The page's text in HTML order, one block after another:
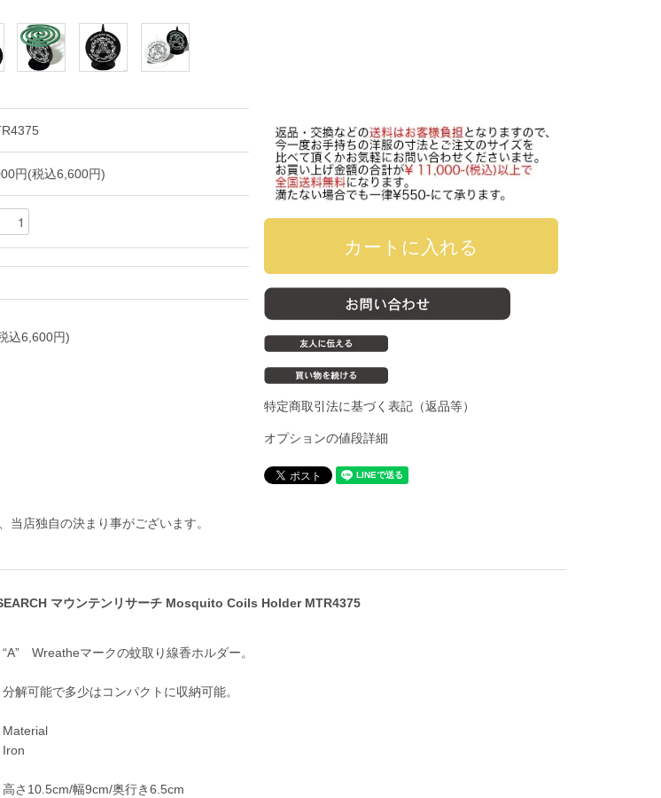
円(税込6,600円)
込6,600円)
特定商取引法に基づく表記（返品等）
オプションの値段詳細
当店独自の決まり事がございます。
マウンテンリサーチ Mosquito Coils Holder MTR4375
“A” Wreatheマークの蚊取り線香ホルダー。
分解可能で多少はコンパクトに収納可能。
Material
Iron
高さ10.5cm/幅9cm/奥行き6.5cm